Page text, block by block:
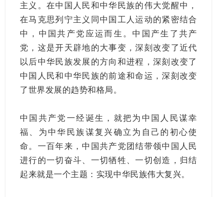
主义。在中国人民和中华民族的伟大觉醒中，
在马克思列宁主义同中国工人运动的紧密结合
中，中国共产党应运而生。中国产生了共产
党，这是开天辟地的大事变，深刻改变了近代
以后中华民族发展的方向和进程，深刻改变了
中国人民和中华民族的前途和命运，深刻改变
了世界发展的趋势和格局。
中国共产党一经诞生，就把为中国人民谋幸
福、为中华民族谋复兴确立为自己的初心使
命。一百年来，中国共产党团结带领中国人民
进行的一切奋斗、一切牺牲、一切创造，归结
起来就是一个主题：实现中华民族伟大复兴。